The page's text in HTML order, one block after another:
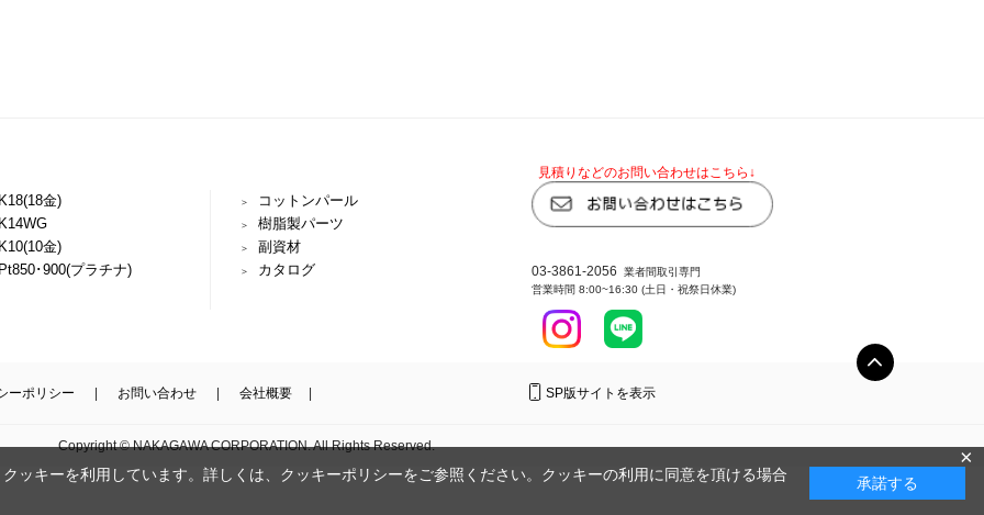
金)
金)
･900(プラチナ)
コットンパール
樹脂製パーツ
副資材
カタログ
見積りなどのお問い合わせはこちら↓
03-3861-2056 業者間取引専門
営業時間 8:00~16:30 (土日・祝祭日休業)
ーポリシー お問い合わせ 会社概要 SP版サイトを表示
Copyright © NAKAGAWA CORPORATION. All Rights Reserved. ×
ッキーを利用しています。詳しくは、 クッキーポリシーをご参照ください。クッキーの利用に同意を頂ける場合 承諾する